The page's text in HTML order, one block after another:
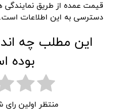
قیمت عمده از طریق نمایندگی
دسترسی به این اطلاعات است.
این مطلب چه
بوده
منتظر اولین